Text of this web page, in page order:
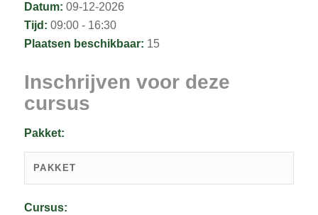
Datum: 09-12-2026
Tijd: 09:00 - 16:30
Plaatsen beschikbaar: 15
Inschrijven voor deze
cursus
Pakket:
PAKKET
Cursus: